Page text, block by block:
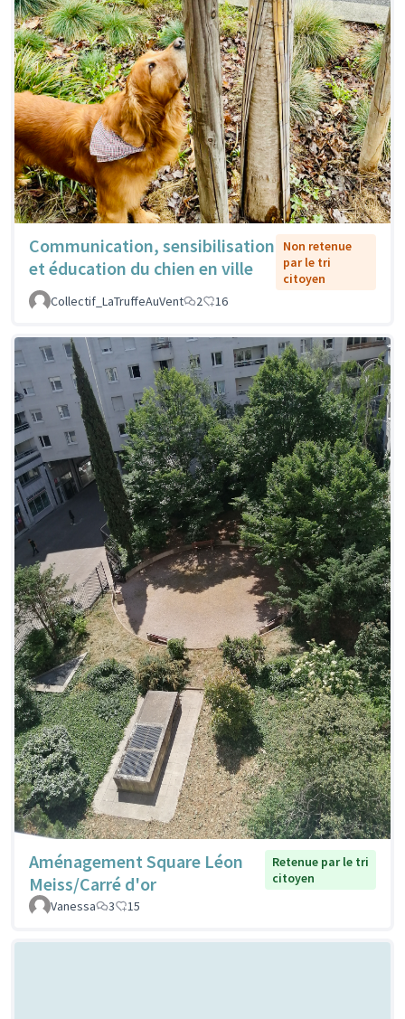
Communication, sensibilisation
et éducation du chien en ville
Non retenue
par le tri
citoyen
Collectif_LaTruffeAuVent
2 16
Aménagement Square Léon
Meiss/Carré d'or
Retenue par le tri
citoyen
Vanessa
3 15